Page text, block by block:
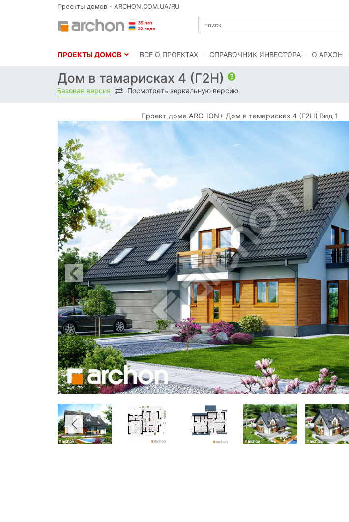
Проекты домов - ARCHON.COM.UA/RU
ПРОЕКТЫ ДОМОВ BСЕ О ПРОЕКТАХ СПРАВОЧНИК ИНВЕСТОРА O АРХОН
Дом в тамарисках 4 (Г2Н)
Базовая версия Посмотреть зеркальную версию
Проект дома ARCHON+ Дом в тамарисках 4 (Г2Н) Вид 1